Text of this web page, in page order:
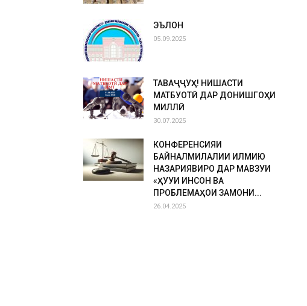
ЭЪЛОН
05.09.2025
ТАВАҶҶУҲ! НИШАСТИ
МАТБУОТӢ ДАР ДОНИШГОҲИ
МИЛЛӢ
30.07.2025
КОНФЕРЕНСИЯИ
БАЙНАЛМИЛАЛИИ ИЛМИЮ
НАЗАРИЯВИРО ДАР МАВЗУИ
«ҲУҚУҚИ ИНСОН ВА
ПРОБЛЕМАҲОИ ЗАМОНИ...
26.04.2025